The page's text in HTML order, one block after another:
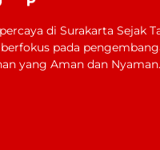
di Surakarta Sejak
pada
yang Aman dan Nyaman.